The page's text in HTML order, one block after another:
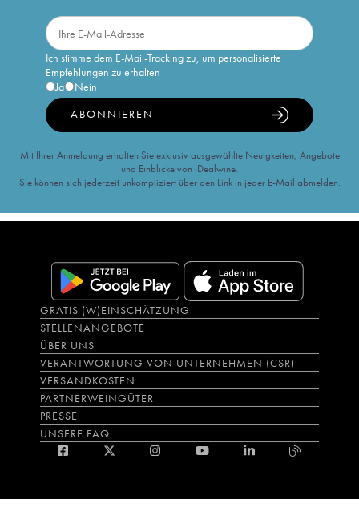
Ich stimme dem E-Mail-Tracking zu, um personalisierte
Empfehlungen zu erhalten
Ja
Nein
ABONNIEREN
Mit Ihrer Anmeldung erhalten Sie exklusiv ausgewählte Neuigkeiten, Angebote
und Einblicke von iDealwine.
Sie können sich jederzeit unkompliziert über den Link in jeder E-Mail abmelden.
GRATIS (W)EINSCHÄTZUNG
STELLENANGEBOTE
ÜBER UNS
VERANTWORTUNG VON UNTERNEHMEN (CSR)
VERSANDKOSTEN
PARTNERWEINGÜTER
PRESSE
UNSERE FAQ